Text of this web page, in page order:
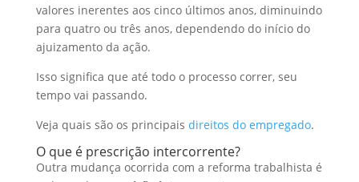
valores inerentes aos cinco últimos anos, diminuindo
para quatro ou três anos, dependendo do início do
ajuizamento da ação.
Isso significa que até todo o processo correr, seu
tempo vai passando.
Veja quais são os principais direitos do empregado.
O que é prescrição intercorrente?
Outra mudança ocorrida com a reforma trabalhista é